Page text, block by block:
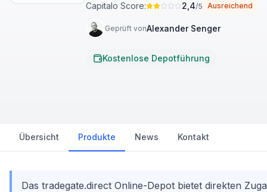
Capitalo Score: 2,4/5 Ausreichend
Geprüft vonAlexander Senger
Kostenlose Depotführung
Übersicht Produkte News Kontakt
Das tradegate.direct Online-Depot bietet direkten